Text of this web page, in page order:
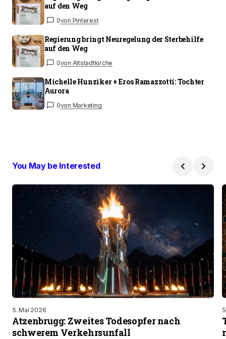
auf den Weg
0von Pinterest
Regierung bringt Neuregelung der Sterbehilfe
auf den Weg
0von Altstadtkirche
Michelle Hunziker + Eros Ramazzotti: Tochter
Aurora
0von Marketing
You May be Interested
5. Mai 2026
Atzenbrugg: Zweites Todesopfer nach
schwerem Verkehrsunfall